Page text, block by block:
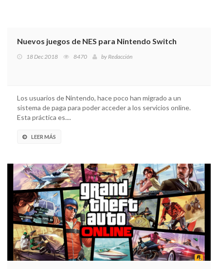
Nuevos juegos de NES para Nintendo Switch
18 Dec 2018 8470 byRedacción
Los usuarios de Nintendo, hace poco han migrado a un
sistema de paga para poder acceder a los servicios online.
Esta práctica es....
LEER MÁS